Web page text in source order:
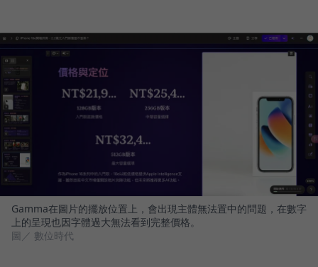
Gamma在圖片的擺放位置上，會出現主體無法置中的問題，在數字
上的呈現也因字體過大無法看到完整價格。
圖／ 數位時代